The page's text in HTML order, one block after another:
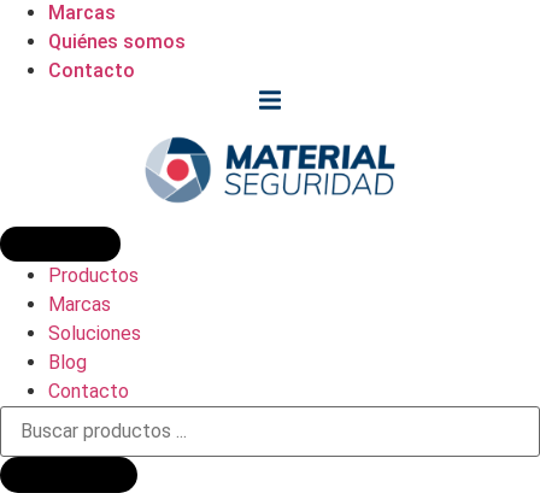
Marcas
Quiénes somos
Contacto
Productos
Marcas
Soluciones
Blog
Contacto
Búsqueda
productos